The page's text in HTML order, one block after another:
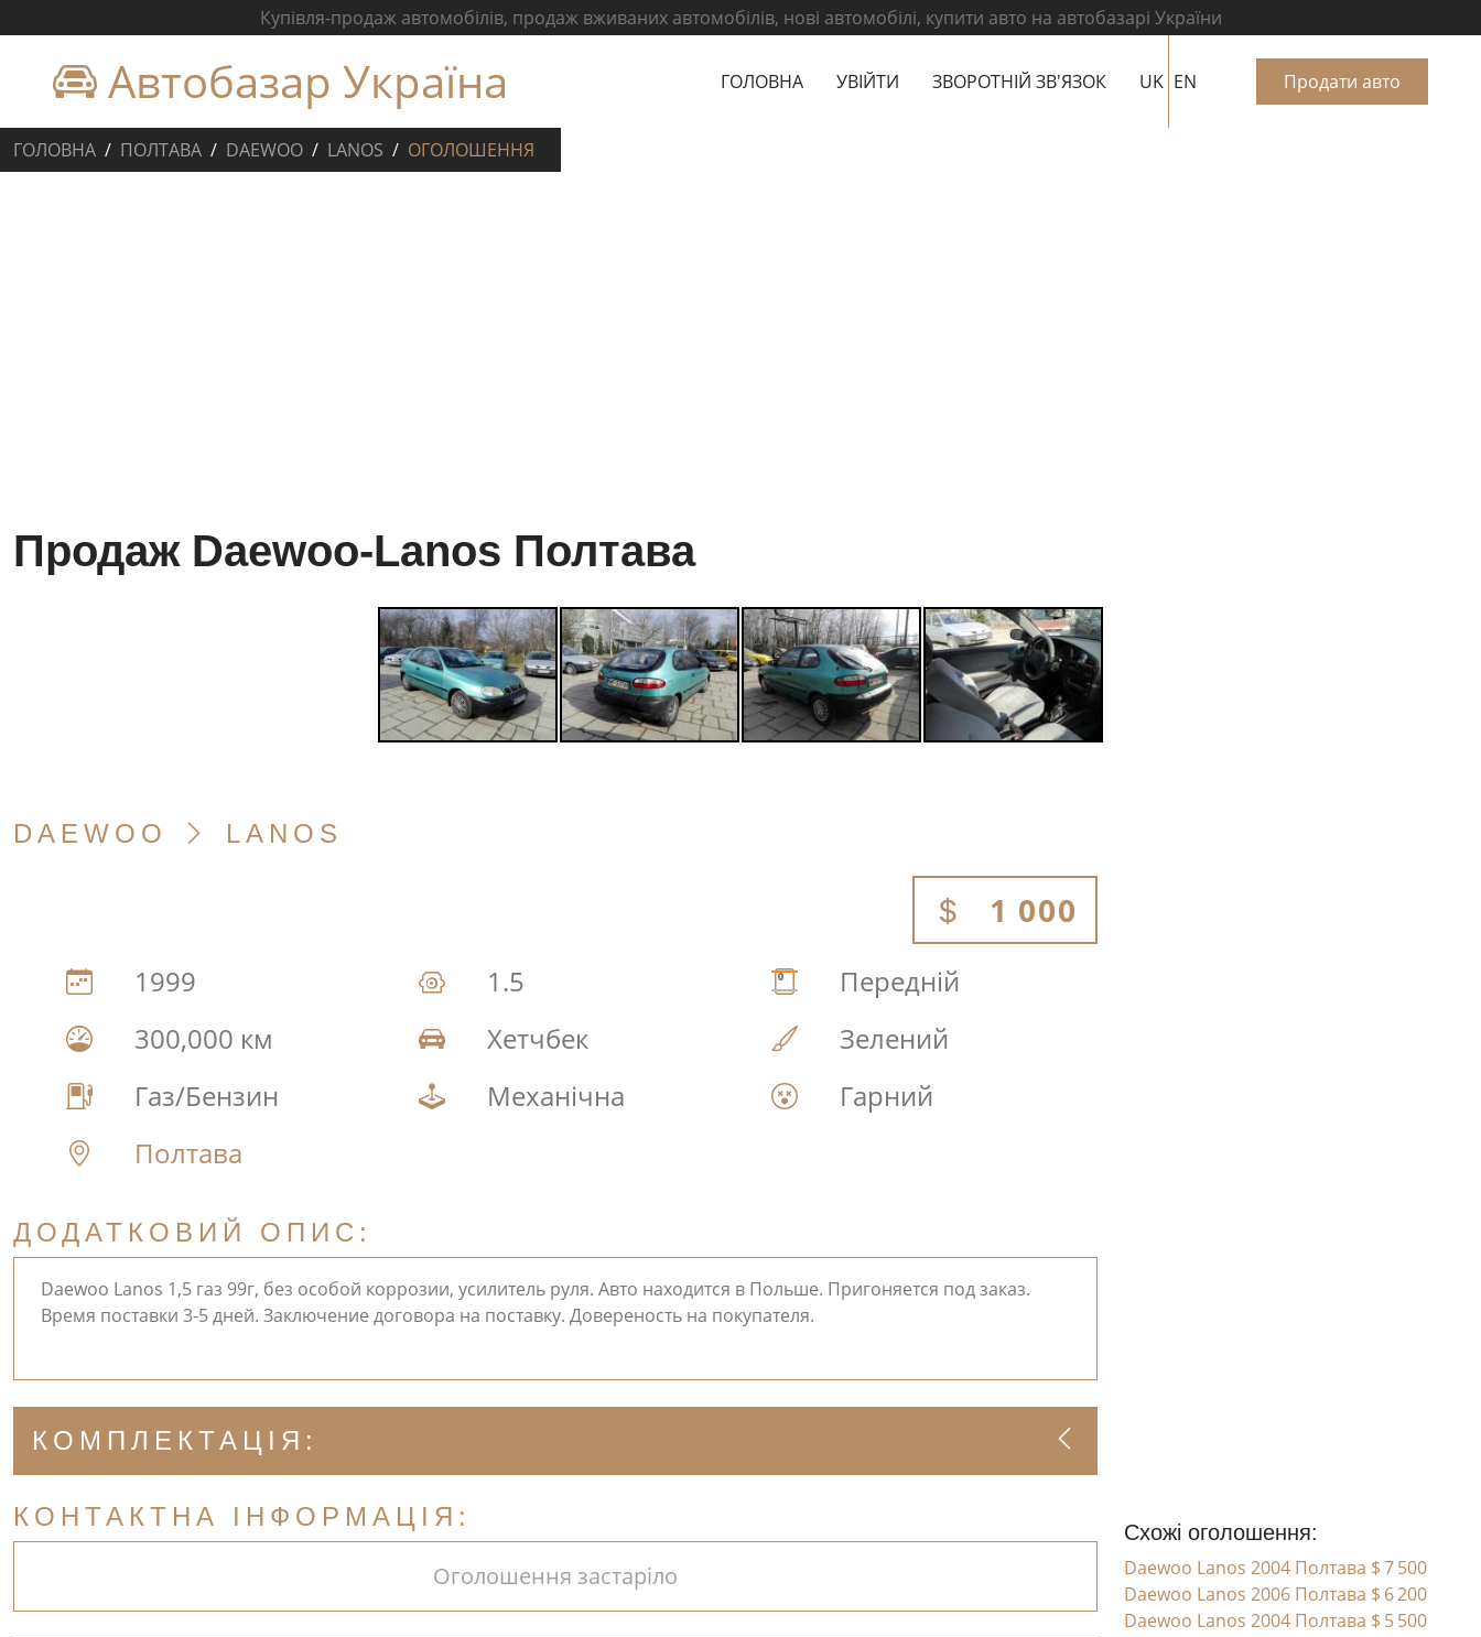
Купівля-продаж автомобілів, продаж вживаних автомобілів, нові автомобілі, купити авто на автобазарі України
Автобазар Україна ГОЛОВНА УВІЙТИ ЗВОРОТНІЙ ЗВ'ЯЗОК UK EN Продати авто
ГОЛОВНА ПОЛТАВА DAEWOO LANOS ОГОЛОШЕННЯ
Продаж Daewoo-Lanos Полтава
DAEWOO LANOS
1 000
1999
300,000 км
Газ/Бензин
1.5
Хетчбек
Механічна
Передній
Зелений
Гарний
Полтава
ДОДАТКОВИЙ ОПИС:
Daewoo Lanos 1,5 газ 99г, без особой коррозии, усилитель руля. Авто находится в Польше. Пригоняется под заказ.
Время поставки 3-5 дней. Заключение договора на поставку. Довереность на покупателя.
КОМПЛЕКТАЦІЯ:
КОНТАКТНА ІНФОРМАЦІЯ:
Оголошення застаріло
Схожі оголошення:
Daewoo Lanos 2004 Полтава $ 7 500
Daewoo Lanos 2006 Полтава $ 6 200
Daewoo Lanos 2004 Полтава $ 5 500